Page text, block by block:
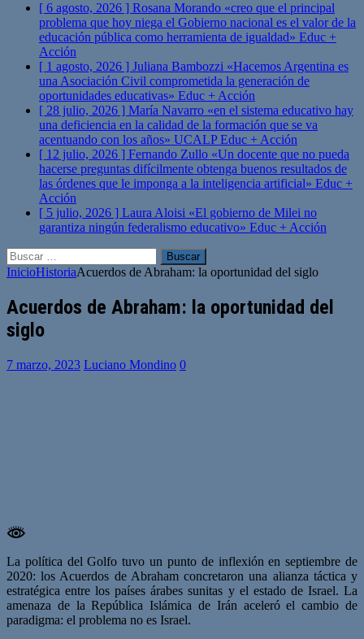
[ 6 agosto, 2026 ] Rosana Morando «creo que el principal
problema que hoy niega el Gobierno nacional es el valor de la
educación pública como herramienta de igualdad» Educ +
Acción
[ 1 agosto, 2026 ] Juliana Bambozzi «Hacemos Argentina es
una Asociación Civil comprometida la generación de
oportunidades educativas» Educ + Acción
[ 28 julio, 2026 ] María Navarro «en el sistema educativo hay
una deficiencia en la calidad de la formación que se va
acentuando con los años» UCALPEduc + Acción
[ 12 julio, 2026 ] Fernando Zullo «Un docente que no pueda
hacerse preguntas difícilmente obtenga buenos resultados de
las órdenes que le imponga a la inteligencia artificial» Educ +
Acción
[ 5 julio, 2026 ] Laura Aloisi «El gobierno de Milei no
garantiza ningún federalismo educativo» Educ + Acción
Buscar:
InicioHistoriaAcuerdos de Abraham: la oportunidad del siglo
Acuerdos de Abraham: la oportunidad del
siglo
7 marzo, 2023 Luciano Mondino 0
La política del Golfo tuvo un punto de inflexión en septiembre de
2020: los Acuerdos de Abraham concretaron una alianza táctica y
estratégica entre los países árabes sunitas y el estado de Israel. La
amenaza de la República Islámica de Irán aceleró el cambio de
paradigma: el problema no es Israel.